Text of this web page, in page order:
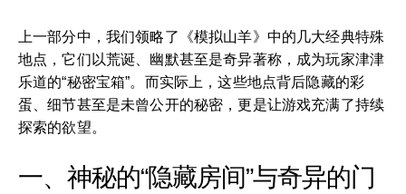
上一部分中，我们领略了《模拟山羊》中的几大经典特殊
地点，它们以荒诞、幽默甚至是奇异著称，成为玩家津津
乐道的“秘密宝箱”。而实际上，这些地点背后隐藏的彩
蛋、细节甚至是未曾公开的秘密，更是让游戏充满了持续
探索的欲望。
一、神秘的“隐藏房间”与奇异的门